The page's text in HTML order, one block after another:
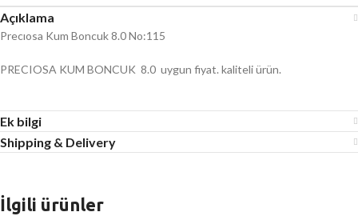
Açıklama
Precıosa Kum Boncuk 8.0 No:115
PRECIOSA KUM BONCUK 8.0 uygun fiyat. kaliteli ürün.
Ek bilgi
Shipping & Delivery
İlgili ürünler